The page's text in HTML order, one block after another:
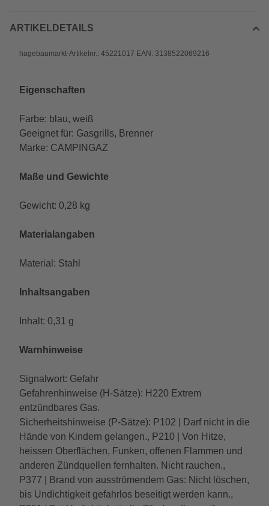
ARTIKELDETAILS
hagebaumarkt-Artikelnr.: 45221017 EAN: 3138522069216
Eigenschaften
Farbe: blau, weiß
Geeignet für: Gasgrills, Brenner
Marke: CAMPINGAZ
Maße und Gewichte
Gewicht: 0,28 kg
Materialangaben
Material: Stahl
Inhaltsangaben
Inhalt: 0,31 g
Warnhinweise
Signalwort: Gefahr
Gefahrenhinweise (H-Sätze): H220 Extrem
entzündbares Gas.
Sicherheitshinweise (P-Sätze): P102 | Darf nicht in die
Hände von Kindern gelangen., P210 | Von Hitze,
heissen Oberflächen, Funken, offenen Flammen und
anderen Zündquellen fernhalten. Nicht rauchen.,
P377 | Brand von ausströmendem Gas: Nicht löschen,
bis Undichtigkeit gefahrlos beseitigt werden kann.,